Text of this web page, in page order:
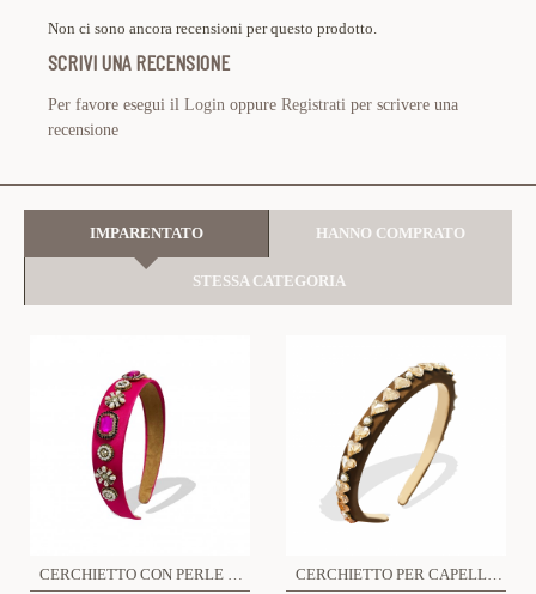
Non ci sono ancora recensioni per questo prodotto.
SCRIVI UNA RECENSIONE
Per favore esegui il Login oppure Registrati per scrivere una
recensione
IMPARENTATO HANNO COMPRATO
STESSA CATEGORIA
CERCHIETTO CON PERLE E CRISTALLI - PP2296D665 CERCHIETTO PER CAPELLI CON CRISTALLI A FORMA CUORE - PP2472A290